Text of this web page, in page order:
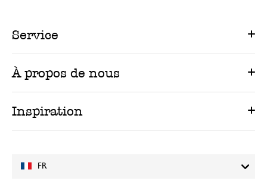
FR
Service
À propos de nous
Inspiration